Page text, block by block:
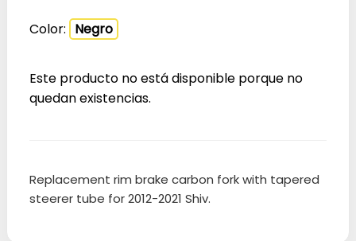
Color: Negro
Este producto no está disponible porque no
quedan existencias.
Replacement rim brake carbon fork with tapered
steerer tube for 2012-2021 Shiv.